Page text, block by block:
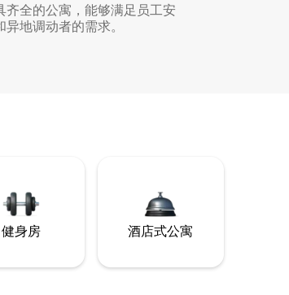
齐全的公寓，能够满足员工安
地调动者的需求。
健身房 酒店式公寓